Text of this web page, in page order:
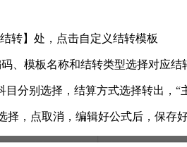
转】处，点击自定义结转模板
、模板名称和结转类型选择对应结
分别选择，结算方式选择转出，“
，点取消，编辑好公式后，保存好